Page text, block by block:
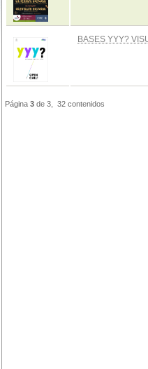
BASES YYY?
Página 3 de 3, 32 contenidos